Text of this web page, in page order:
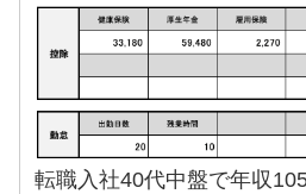
転職入社40代中盤で年収